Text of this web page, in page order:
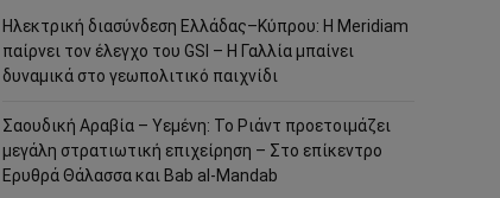
Ηλεκτρική διασύνδεση Ελλάδας–Κύπρου: Η Meridiam
παίρνει τον έλεγχο του GSI – Η Γαλλία μπαίνει
δυναμικά στο γεωπολιτικό παιχνίδι
Σαουδική Αραβία – Υεμένη: Το Ριάντ προετοιμάζει
μεγάλη στρατιωτική επιχείρηση – Στο επίκεντρο
Ερυθρά Θάλασσα και Bab al-Mandab